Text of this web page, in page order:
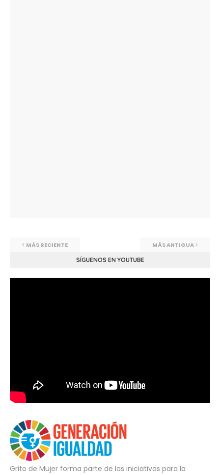
MÁS RECIENTE MÁS ANTIGUA
SÍGUENOS EN YOUTUBE
Grito de Mujer forma parte de las iniciativas para la